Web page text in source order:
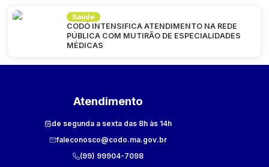
Saúde
CODÓ INTENSIFICA ATENDIMENTO NA REDE
PÚBLICA COM MUTIRÃO DE ESPECIALIDADES
MÉDICAS
Atendimento
de segunda a sexta das 8h às 14h
faleconosco@codo.ma.gov.br
(99) 99904-7098